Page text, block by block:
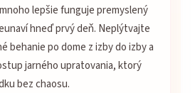
lepšie funguje premyslený
hneď prvý deň. Neplýtvajte
behanie po dome z izby do izby a
jarného upratovania, ktorý
bez chaosu.